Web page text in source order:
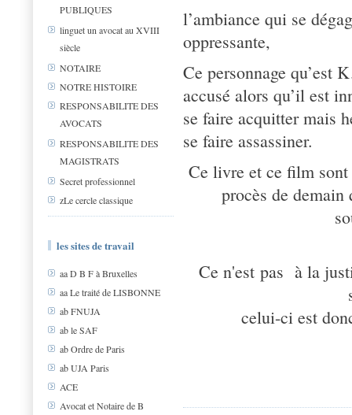
PUBLIQUES
linguet un avocat au XVIII
siècle
NOTAIRE
NOTRE HISTOIRE
RESPONSABILITE DES
AVOCATS
RESPONSABILITE DES
MAGISTRATS
Secret professionnel
zLe cercle classique
les sites de travail
aa D B F à Bruxelles
aa Le traité de LISBONNE
ab FNUJA
ab le SAF
ab Ordre de Paris
ab UJA Paris
ACE
Avocat et Notaire de B
l’ambiance qui se
oppressante,
Ce personnage qu’est
accusé alors qu’il est
se faire acquitter mais
se faire assassiner.
Ce livre et ce film
procès de demain
Ce n'est pas à la
celui-ci est